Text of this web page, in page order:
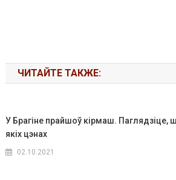
ЧИТАЙТЕ ТАКЖЕ:
У Брагіне прайшоў кірмаш. Паглядзіце,
якіх цэнах
02.10.2021